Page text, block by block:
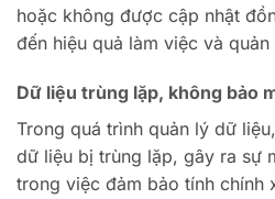
hoặc không được cập nhật
đến hiệu quả làm việc và
Dữ liệu trùng lặp, không bảo
Trong quá trình quản lý dữ
dữ liệu bị trùng lặp, gây ra sự
trong việc đảm bảo tính chính